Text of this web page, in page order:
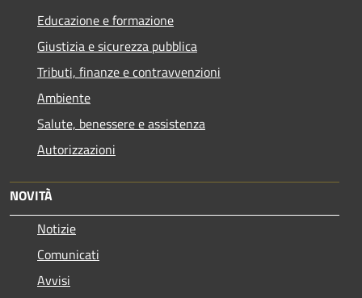
Educazione e formazione
Giustizia e sicurezza pubblica
Tributi, finanze e contravvenzioni
Ambiente
Salute, benessere e assistenza
Autorizzazioni
NOVITÀ
Notizie
Comunicati
Avvisi